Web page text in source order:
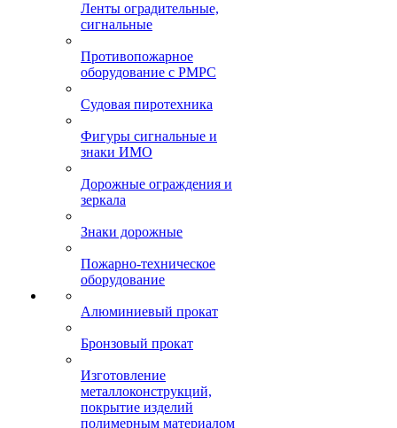
Ленты оградительные,
сигнальные
Противопожарное
оборудование с РМРС
Судовая пиротехника
Фигуры сигнальные и
знаки ИМО
Дорожные ограждения и
зеркала
Знаки дорожные
Пожарно-техническое
оборудование
Алюминиевый прокат
Бронзовый прокат
Изготовление
металлоконструкций,
покрытие изделий
полимерным материалом